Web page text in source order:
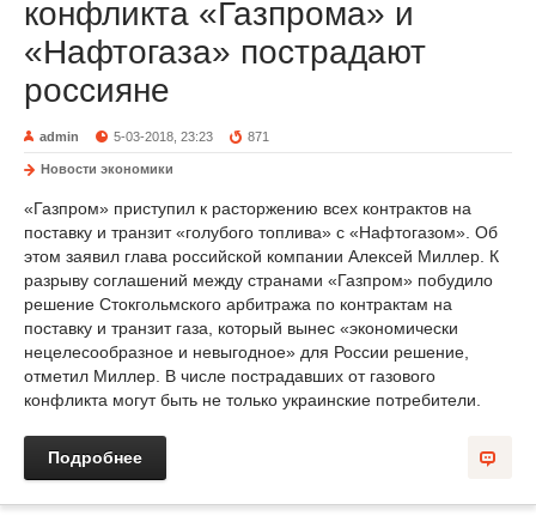
конфликта «Газпрома» и
«Нафтогаза» пострадают
россияне
admin 5-03-2018, 23:23 871
Новости экономики
«Газпром» приступил к расторжению всех контрактов на
поставку и транзит «голубого топлива» с «Нафтогазом». Об
этом заявил глава российской компании Алексей Миллер. К
разрыву соглашений между странами «Газпром» побудило
решение Стокгольмского арбитража по контрактам на
поставку и транзит газа, который вынес «экономически
нецелесообразное и невыгодное» для России решение,
отметил Миллер. В числе пострадавших от газового
конфликта могут быть не только украинские потребители.
Подробнее